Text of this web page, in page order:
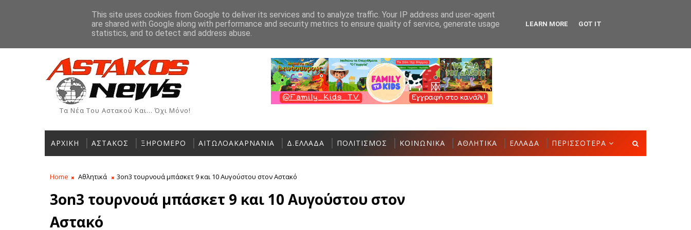
Ιστορία Χρήσιμα Τηλέφωνα Αγγελίες Ανακοίνωση Επικοινωνία
ΡΟΗ ΕΙΔΗΣΕΩΝ Σήμερα η Έκθεση Τοπικών Προϊόντων και Δημιουργιών του Συλλόγου Γυναικών Αστακού
Επιτροπή Βαρκαρόλας Μύτικα
Τα Νέα Του Αστακού Και... Όχι Μόνο!
ΑΡΧΙΚΗ ΑΣΤΑΚΟΣ ΞΗΡΟΜΕΡΟ ΑΙΤΩΛΟΑΚΑΡΝΑΝΙΑ Δ.ΕΛΛΑΔΑ ΠΟΛΙΤΙΣΜΟΣ ΚΟΙΝΩΝΙΚΑ ΑΘΛΗΤΙΚΑ ΕΛΛΑΔΑ ΠΕΡΙΣΣΟΤΕΡΑ
Home Αθλητικά 3on3 τουρνουά μπάσκετ 9 και 10 Αυγούστου στον Αστακό
3on3 τουρνουά μπάσκετ 9 και 10 Αυγούστου στον
Αστακό
This site uses cookies from Google to deliver its services and to analyze traffic. Your IP address and user-agent
are shared with Google along with performance and security metrics to ensure quality of service, generate usage
statistics, and to detect and address abuse.
LEARN MORE GOT IT